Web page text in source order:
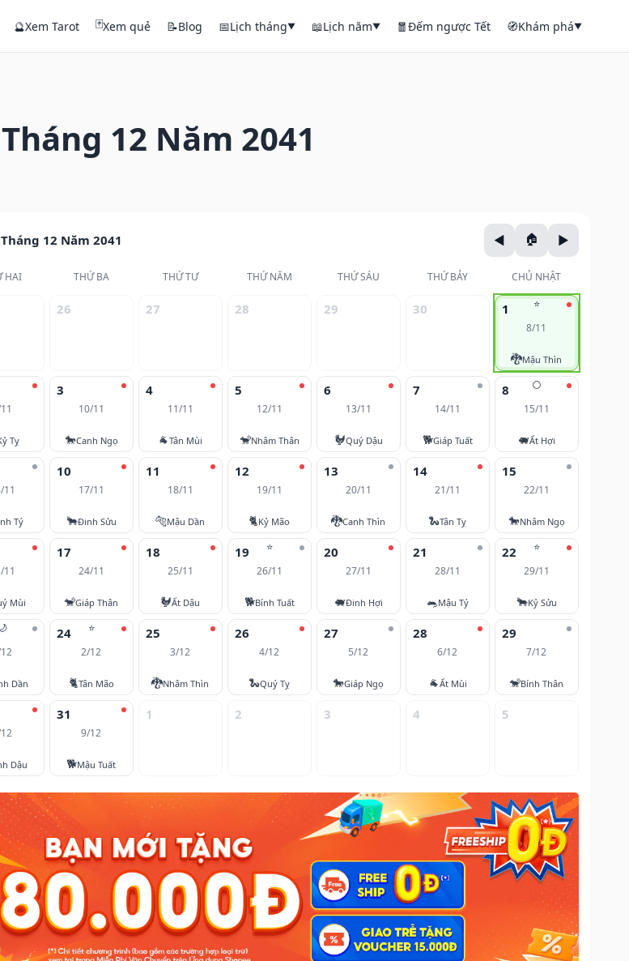
🔮Xem Tarot 🃏Xem quẻ 📝Blog 📅Lịch tháng▼ 📖Lịch năm▼ 🧧Đếm ngược Tết 🧭Khám phá▼
12 Năm 2041
12 Năm 2041
HAI THỨ BA THỨ TƯ THỨ NĂM THỨ SÁU THỨ BẢY CHỦ NHẬT
26 27 28 29 30 ⭐
1
8/11
🐉Mậu Thìn
Tỵ
3
10/11
🐎Canh Ngọ
4
11/11
🐐Tân Mùi
5
12/11
🐒Nhâm Thân
6
13/11
🐓Quý Dậu
7
14/11
🐕Giáp Tuất
🌕
8
15/11
🐖Ất Hợi
11
Tý
10
17/11
🐂Đinh Sửu
11
18/11
🐅Mậu Dần
12
19/11
🐈Kỷ Mão
13
20/11
🐉Canh Thìn
14
21/11
🐍Tân Tỵ
15
22/11
🐎Nhâm Ngọ
11
Mùi
17
24/11
🐒Giáp Thân
18
25/11
🐓Ất Dậu
⭐
19
26/11
🐕Bính Tuất
20
27/11
🐖Đinh Hợi
21
28/11
🐀Mậu Tý
⭐
22
29/11
🐂Kỷ Sửu
Dần
⭐
24
2/12
🐈Tân Mão
25
3/12
🐉Nhâm Thìn
26
4/12
🐍Quý Tỵ
27
5/12
🐎Giáp Ngọ
28
6/12
🐐Ất Mùi
29
7/12
🐒Bính Thân
Dậu
31
9/12
🐕Mậu Tuất
1 2 3 4 5